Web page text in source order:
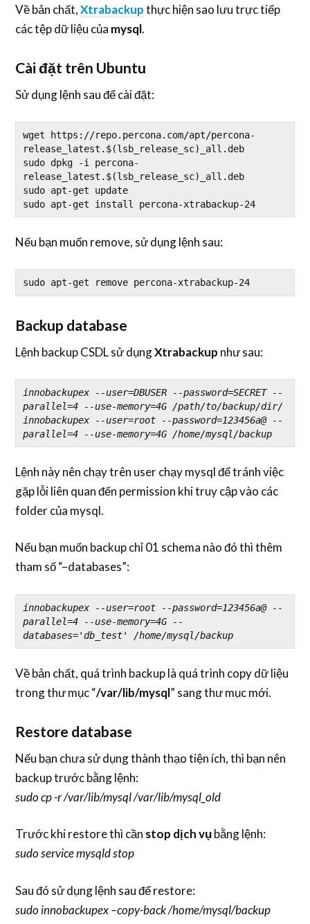
Về bản chất,Xtrabackupthực hiện sao lưu trực tiếp
các tệp dữ liệu của mysql.
Cài đặt trên Ubuntu
Sử dụng lệnh sau để cài đặt:
wget https://repo.percona.com/apt/percona-
release_latest.$(lsb_release_sc)_all.deb
sudo dpkg -i percona-
release_latest.$(lsb_release_sc)_all.deb
sudo apt-get update
sudo apt-get install percona-xtrabackup-24
Nếu bạn muốn remove, sử dụng lệnh sau:
sudo apt-get remove percona-xtrabackup-24
Backup database
Lệnh backup CSDL sử dụngXtrabackup như sau:
innobackupex --user=DBUSER --password=SECRET --
parallel=4 --use-memory=4G /path/to/backup/dir/
innobackupex --user=root --password=123456a@ --
parallel=4 --use-memory=4G /home/mysql/backup
Lệnh này nên chạy trên user chạy mysql để tránh việc
gặp lỗi liên quan đến permission khi truy cập vào các
folder của mysql.
Nếu bạn muốn backup chỉ 01 schema nào đó thì thêm
tham số “–databases”:
innobackupex --user=root --password=123456a@ --
parallel=4 --use-memory=4G --
databases='db_test' /home/mysql/backup
Về bản chất, quá trình backup là quá trình copy dữ liệu
trong thư mục “/var/lib/mysql” sang thư mục mới.
Restore database
Nếu bạn chưa sử dụng thành thạo tiện ích, thì bạn nên
backup trước bằng lệnh:
sudo cp -r /var/lib/mysql /var/lib/mysql_old
Trước khi restore thì cần stop dịch vụbằng lệnh:
sudo service mysqld stop
Sau đó sử dụng lệnh sau để restore:
sudo innobackupex –copy-back /home/mysql/backup